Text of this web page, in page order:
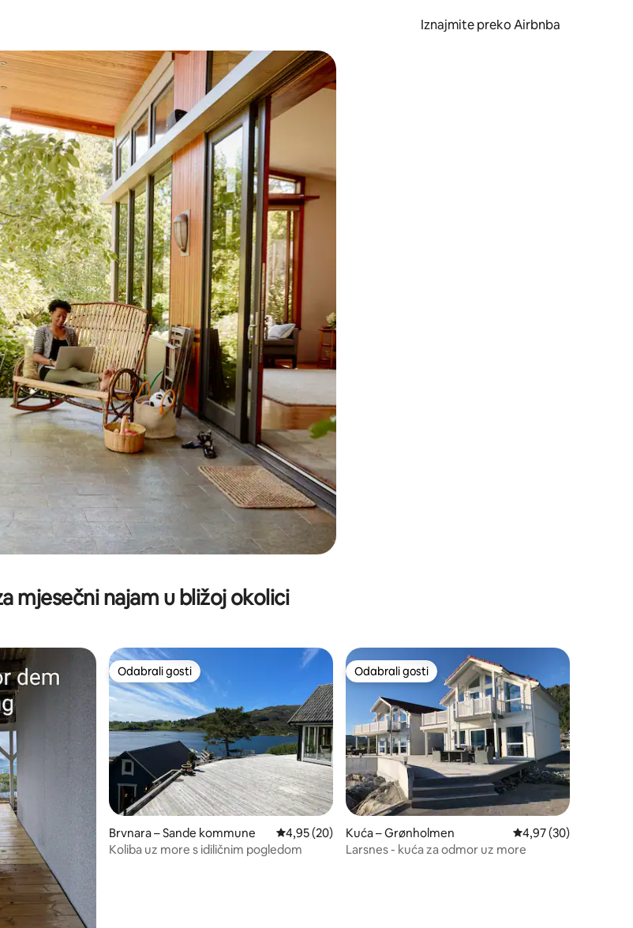
Iznajmite preko Airbnba
prema gore i prema dolje, kao i dodirom ili prelaskom prstom po zaslonu.
mjesečni najam u bližoj okolici
s oznakom „Odabrali gosti”
Odabrali gosti
Odabrali gosti
Brvnara – Sande kommune Prosječna ocjena: 4,95/5, recenzija: 20
4,95 (20)
Koliba uz more s idiličnim pogledom
Odabrali gosti
Odabrali gosti
Kuća – Grønholmen Prosječna ocjena:
4,97 (30)
Larsnes - kuća za odmor uz more